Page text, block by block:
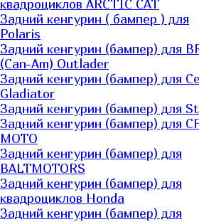
квадроциклов ARCTIC CAT
Задний кенгурин ( бампер ) для
Polaris
Задний кенгурин (бампер) для
(Can-Am) Outlader
Задний кенгурин (бампер) для
Gladiator
Задний кенгурин (бампер) для
Задний кенгурин (бампер) для
MOTO
Задний кенгурин (бампер) для
BALTMOTORS
Задний кенгурин (бампер) для
квадроциклов Honda
Задний кенгурин (бампер) для